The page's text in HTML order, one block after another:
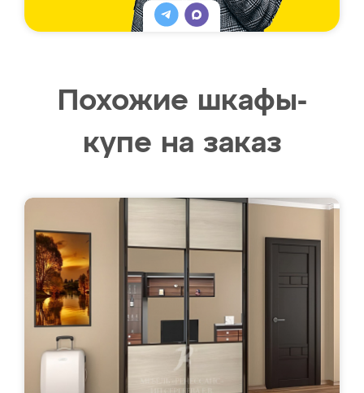
Похожие шкафы-
купе на заказ